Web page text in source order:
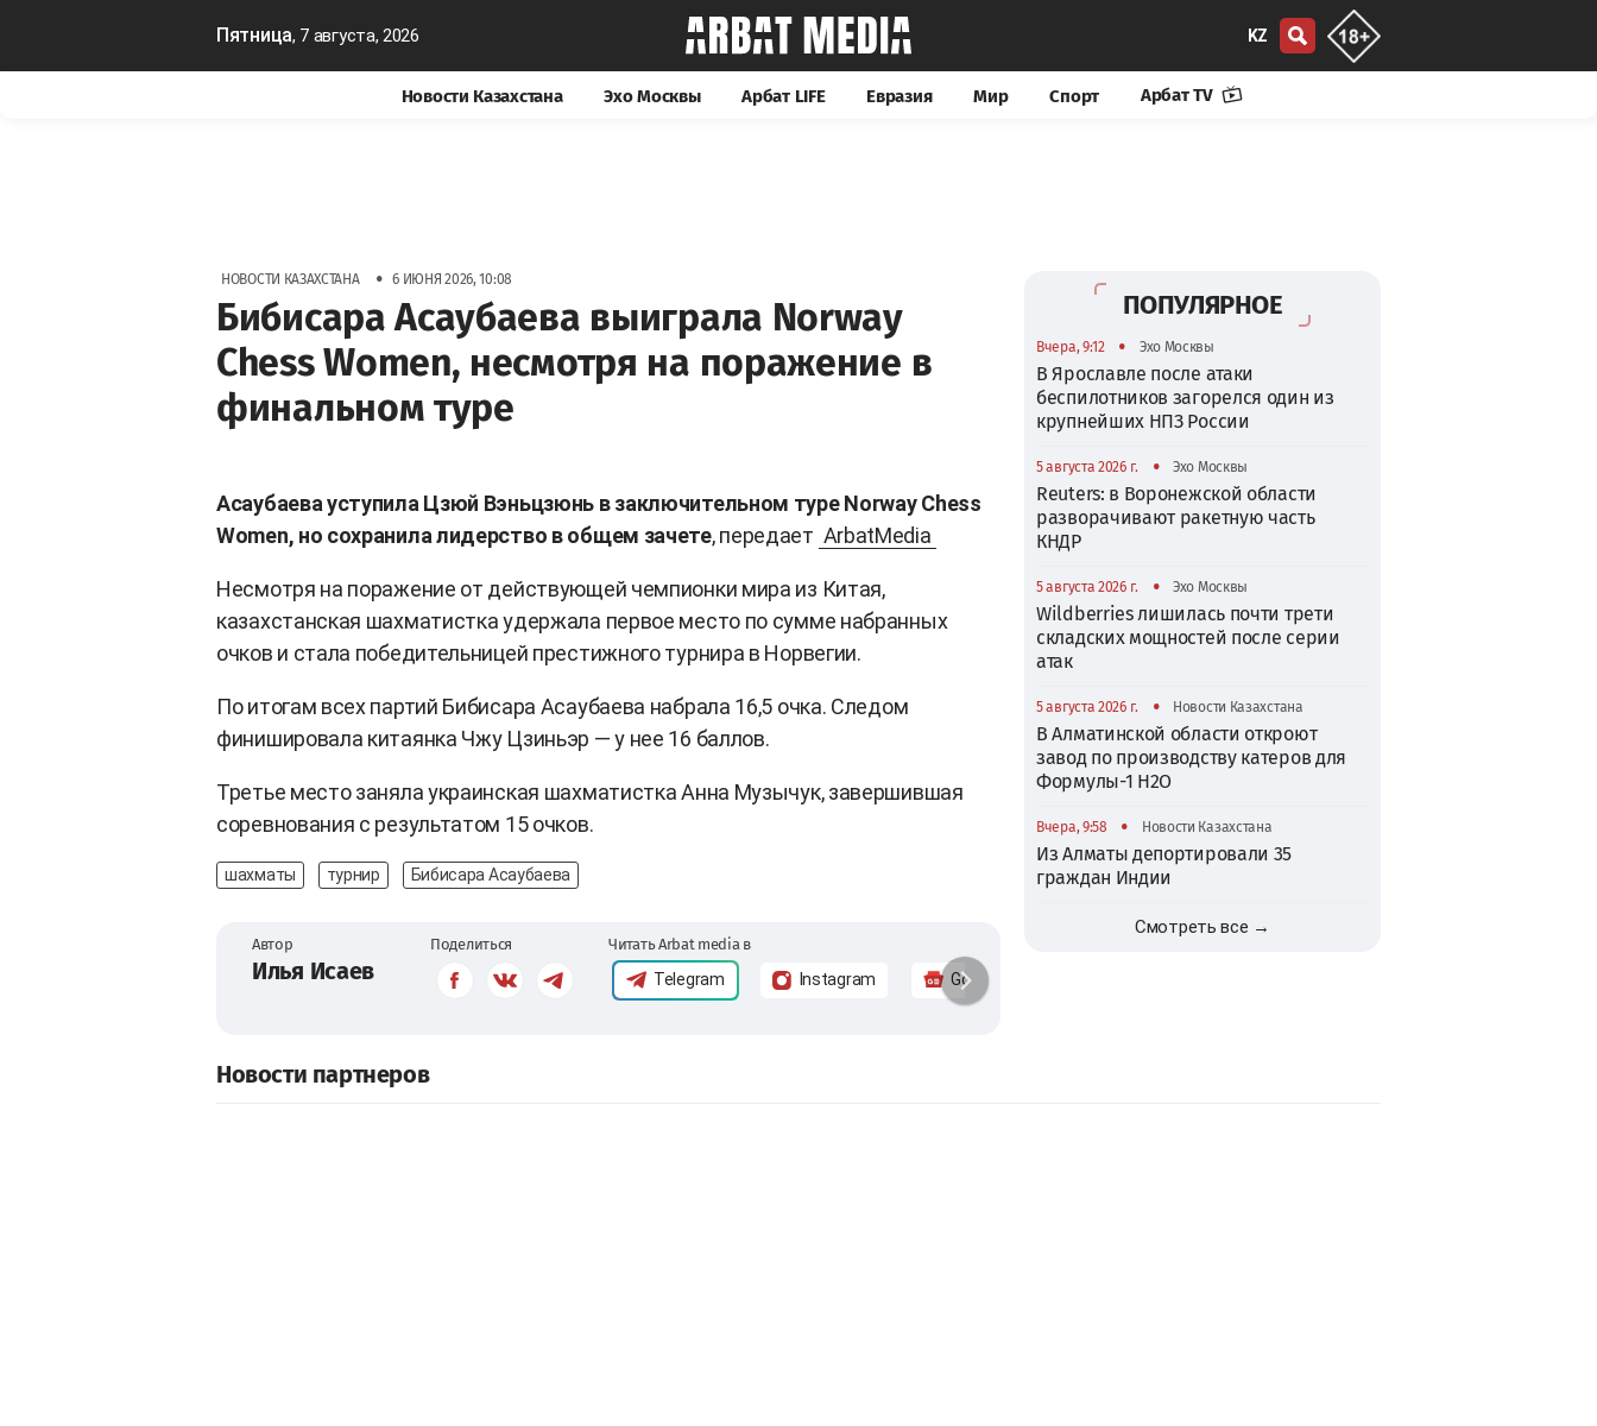
Пятница, 7 августа, 2026 KZ
Новости Казахстана Эхо Москвы Арбат LIFE Евразия Мир Спорт Арбат TV
НОВОСТИ КАЗАХСТАНА • 6 ИЮНЯ 2026, 10:08
Бибисара Асаубаева выиграла Norway
Chess Women, несмотря на поражение в
финальном туре
Асаубаева уступила Цзюй Вэньцзюнь в заключительном туре Norway Chess
Women, но сохранила лидерство в общем зачете, передает ArbatMedia
Несмотря на поражение от действующей чемпионки мира из Китая,
казахстанская шахматистка удержала первое место по сумме набранных
очков и стала победительницей престижного турнира в Норвегии.
По итогам всех партий Бибисара Асаубаева набрала 16,5 очка. Следом
финишировала китаянка Чжу Цзиньэр — у нее 16 баллов.
Третье место заняла украинская шахматистка Анна Музычук, завершившая
соревнования с результатом 15 очков.
шахматы турнир Бибисара Асаубаева
Автор
Илья Исаев
Поделиться Читать Arbat media в
Telegram Instagram Google News
ПОПУЛЯРНОЕ
Вчера, 9:12 • Эхо Москвы
В Ярославле после атаки
беспилотников загорелся один из
крупнейших НПЗ России
5 августа 2026 г. • Эхо Москвы
Reuters: в Воронежской области
разворачивают ракетную часть
КНДР
5 августа 2026 г. • Эхо Москвы
Wildberries лишилась почти трети
складских мощностей после серии
атак
5 августа 2026 г. • Новости Казахстана
В Алматинской области откроют
завод по производству катеров для
Формулы-1 H2O
Вчера, 9:58 • Новости Казахстана
Из Алматы депортировали 35
граждан Индии
Смотреть все →
Новости партнеров